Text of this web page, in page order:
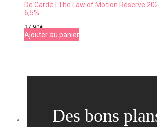
De Garde | The Law of Motion Réserve
6,5%
37,90€
Ajouter au panier
Des bons